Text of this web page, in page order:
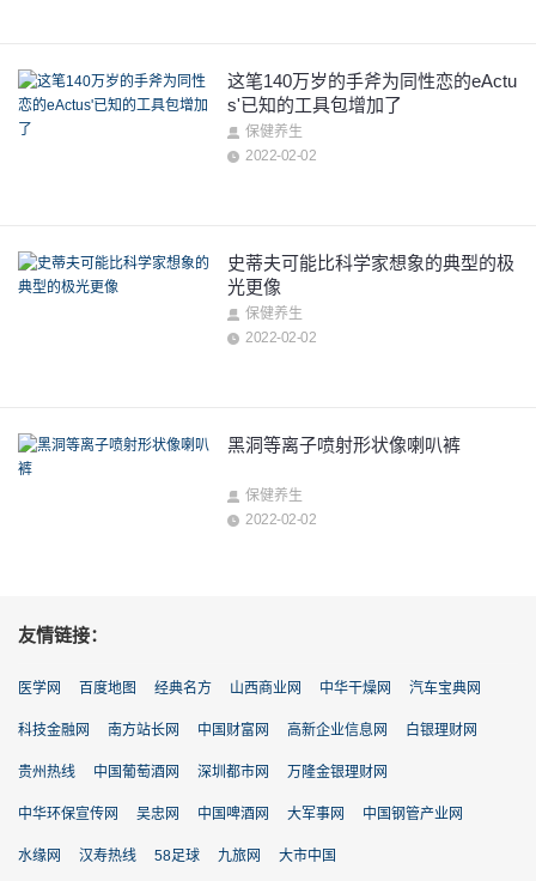
这笔140万岁的手斧为同性恋的eActu
s'已知的工具包增加了
保健养生
2022-02-02
史蒂夫可能比科学家想象的典型的极
光更像
保健养生
2022-02-02
黑洞等离子喷射形状像喇叭裤
保健养生
2022-02-02
友情链接：
医学网 百度地图 经典名方 山西商业网 中华干燥网 汽车宝典网
科技金融网 南方站长网 中国财富网 高新企业信息网 白银理财网
贵州热线 中国葡萄酒网 深圳都市网 万隆金银理财网
中华环保宣传网 吴忠网 中国啤酒网 大军事网 中国钢管产业网
水缘网 汉寿热线 58足球 九旅网 大市中国